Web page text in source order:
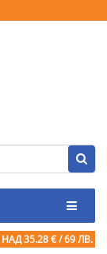
НАД 35.28 € / 69 ЛВ.